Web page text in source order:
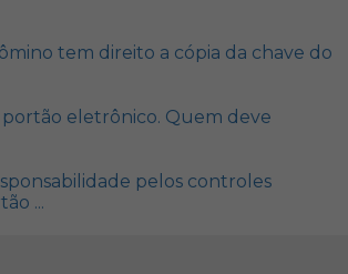
tem direito a cópia da chave do
portão eletrônico. Quem deve
pelos controles
...